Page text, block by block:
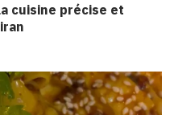
cuisine précise et